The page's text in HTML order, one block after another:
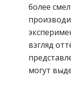
более
взгляд
могут